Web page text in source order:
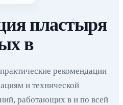
пластыря
в
рекомендации
и технической
работающих в и по всей